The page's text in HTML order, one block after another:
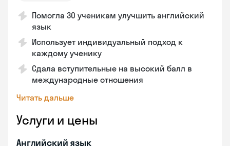
Помогла 30 ученикам улучшить английский
язык
Использует индивидуальный подход к
каждому ученику
Сдала вступительные на высокий балл в
международные отношения
Читать дальше
Услуги и цены
Английский язык